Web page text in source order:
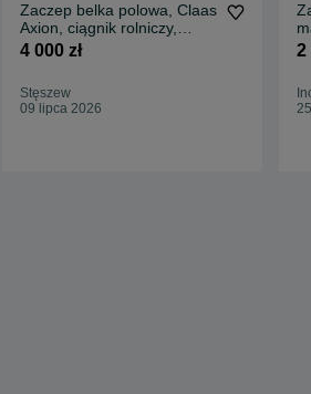
Zaczep belka polowa, Claas
Axion, ciągnik rolniczy,
traktor
4 000 zł
Stęszew
09 lipca 2026
2